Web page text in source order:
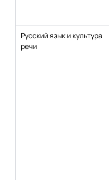
Русский язык и культура
речи